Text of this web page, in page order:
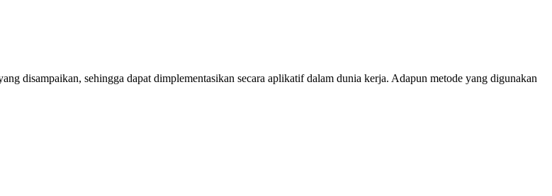
disampaikan, sehingga dapat dimplementasikan secara aplikatif dalam dunia kerja. Adapun metode yang digunakan